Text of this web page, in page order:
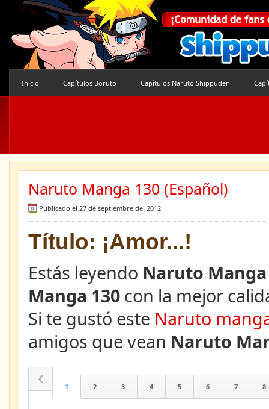
Inicio Capítulos Boruto Capítulos Naruto Shippuden
Naruto Manga 130 (Español)
Publicado el 27 de septiembre del 2012
Título: ¡Amor...!
Estás leyendo Naruto Manga
Manga 130 con la mejor
Si te gustó este Naruto
amigos que vean Naruto
1 2 3 4 5 6 7 8